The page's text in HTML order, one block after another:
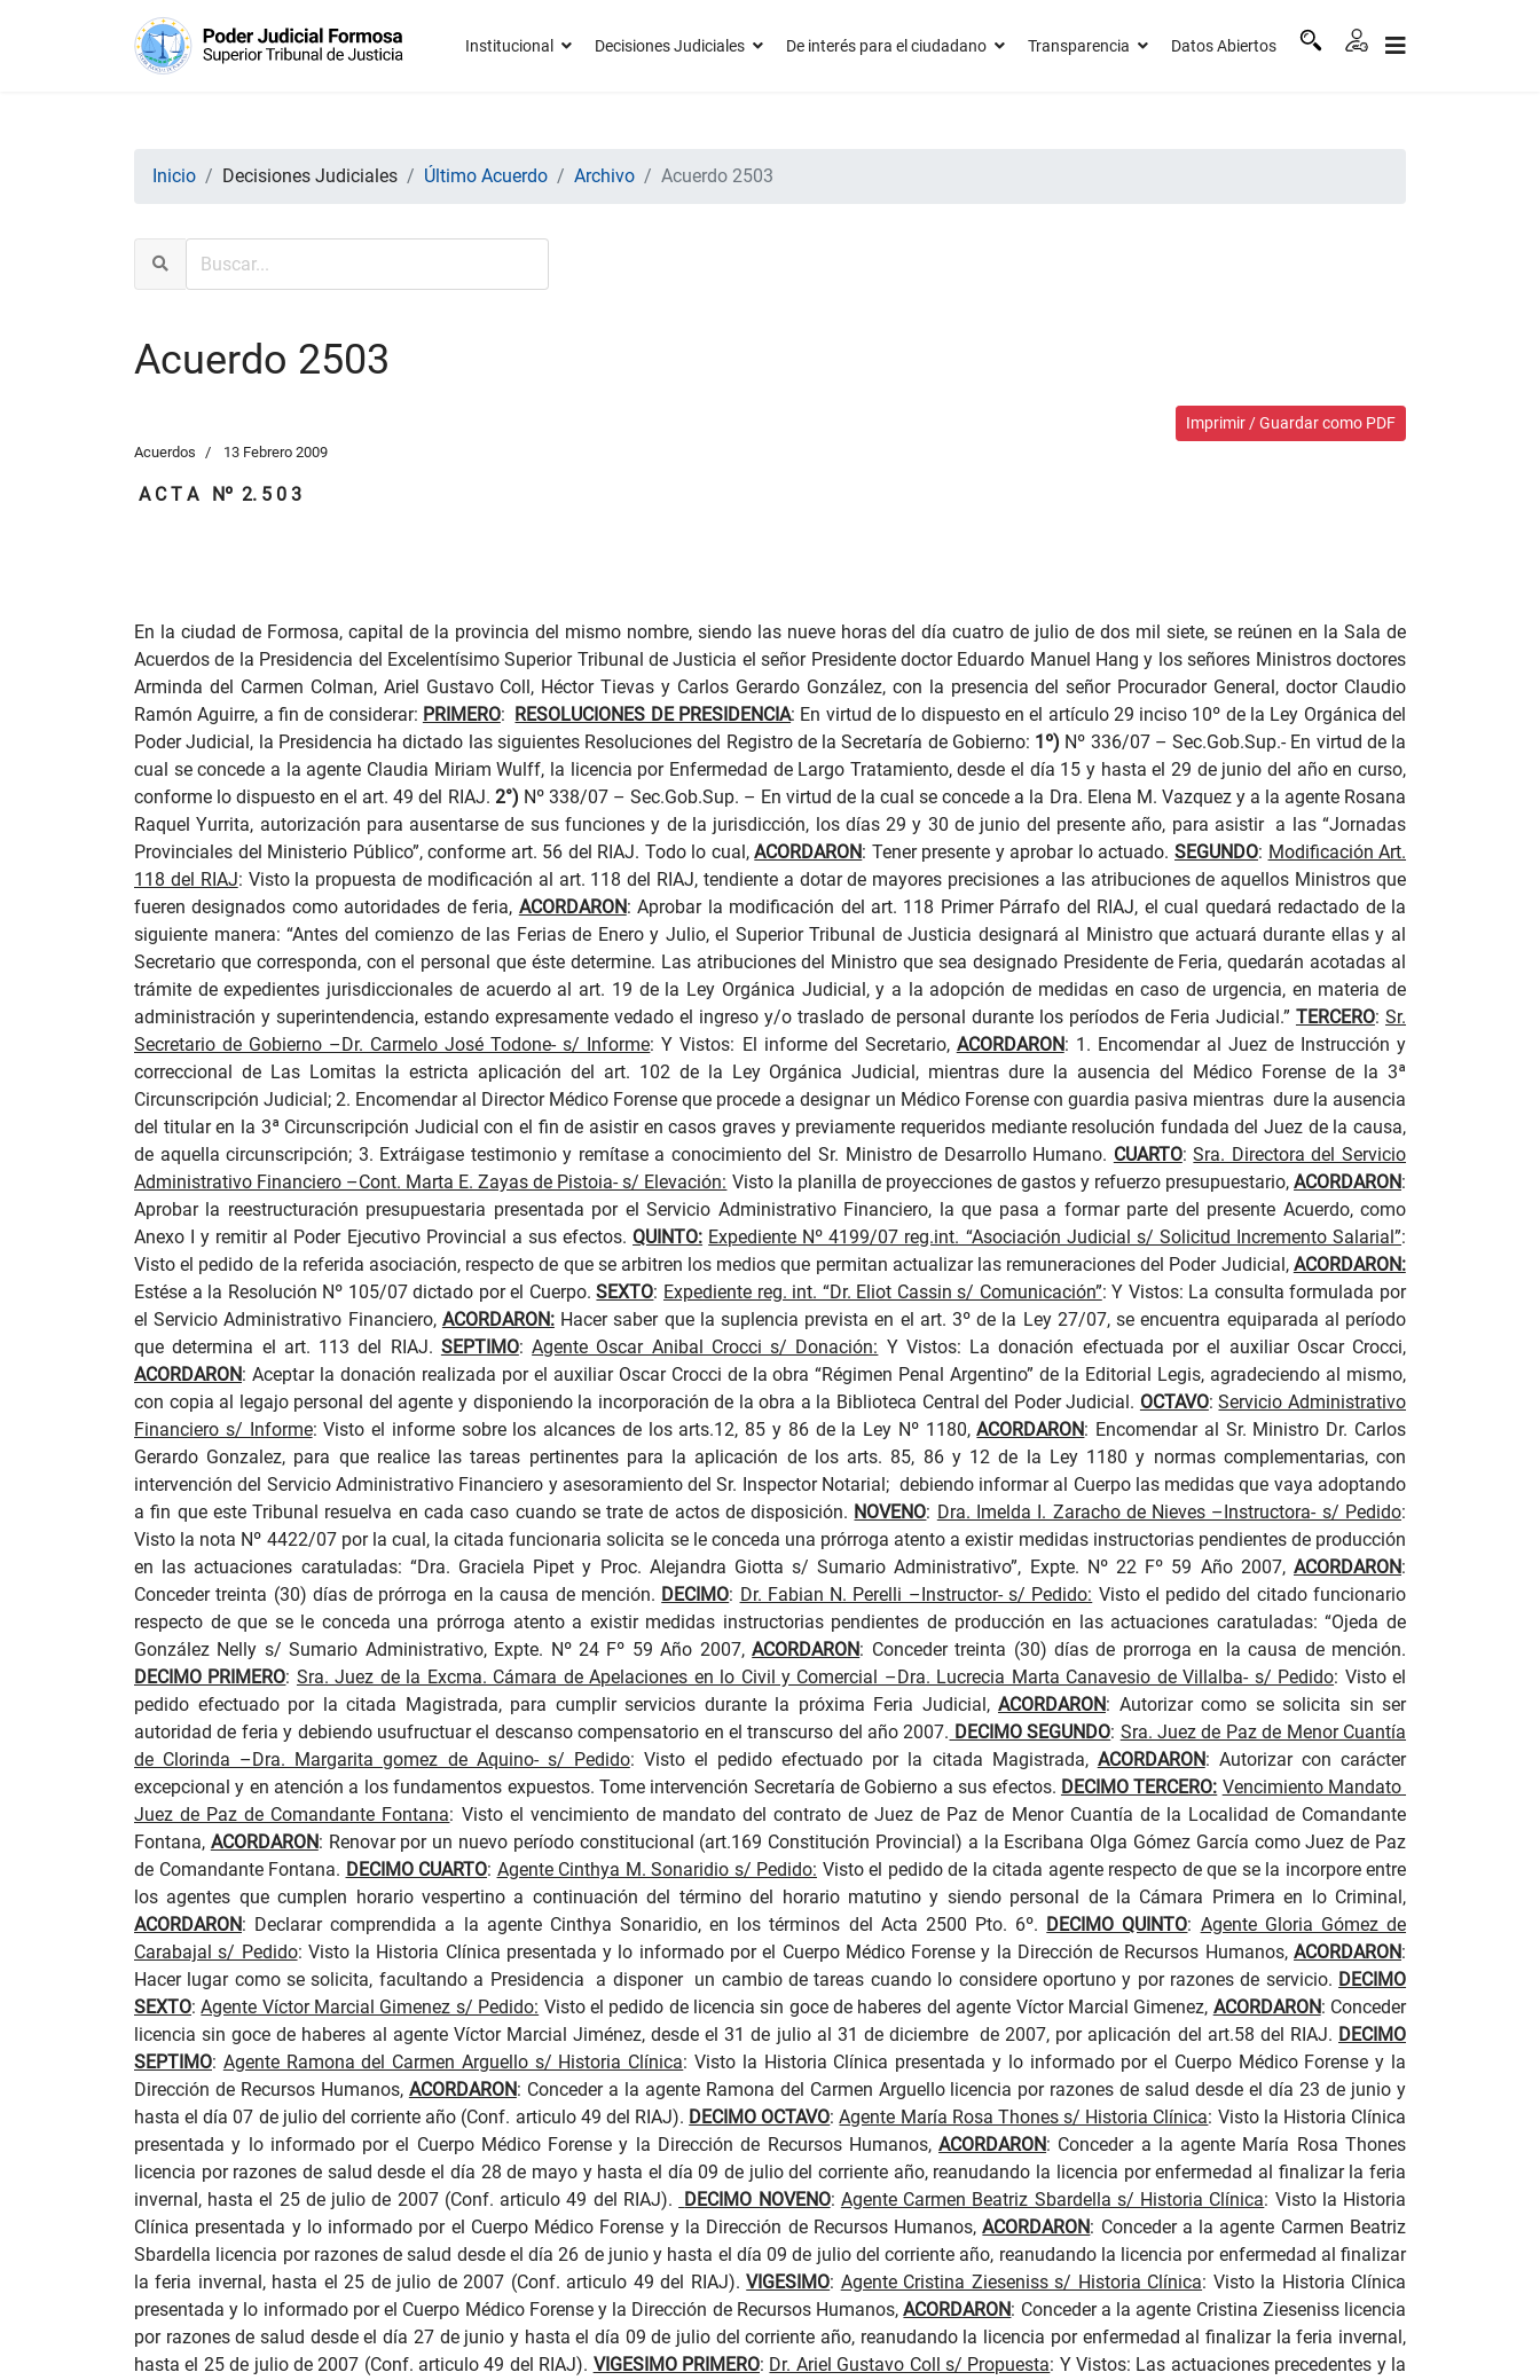
Institucional Decisiones Judiciales De interés para el ciudadano Transparencia Datos Abiertos
Inicio Decisiones Judiciales Último Acuerdo Archivo Acuerdo 2503
Acuerdo 2503
Imprimir / Guardar como PDF
Acuerdos 13 Febrero 2009
A C T A Nº 2. 5 0 3
En la ciudad de Formosa, capital de la provincia del mismo nombre, siendo las nueve horas del día cuatro de julio de dos mil siete, se reúnen en la Sala de
Acuerdos de la Presidencia del Excelentísimo Superior Tribunal de Justicia el señor Presidente doctor Eduardo Manuel Hang y los señores Ministros doctores
Arminda del Carmen Colman, Ariel Gustavo Coll, Héctor Tievas y Carlos Gerardo González, con la presencia del señor Procurador General, doctor Claudio
Ramón Aguirre, a fin de considerar: PRIMERO: RESOLUCIONES DE PRESIDENCIA: En virtud de lo dispuesto en el artículo 29 inciso 10º de la Ley Orgánica del
Poder Judicial, la Presidencia ha dictado las siguientes Resoluciones del Registro de la Secretaría de Gobierno: 1º) Nº 336/07 – Sec.Gob.Sup.- En virtud de la
cual se concede a la agente Claudia Miriam Wulff, la licencia por Enfermedad de Largo Tratamiento, desde el día 15 y hasta el 29 de junio del año en curso,
conforme lo dispuesto en el art. 49 del RIAJ. 2°) Nº 338/07 – Sec.Gob.Sup. – En virtud de la cual se concede a la Dra. Elena M. Vazquez y a la agente Rosana
Raquel Yurrita, autorización para ausentarse de sus funciones y de la jurisdicción, los días 29 y 30 de junio del presente año, para asistir a las “Jornadas
Provinciales del Ministerio Público”, conforme art. 56 del RIAJ. Todo lo cual,ACORDARON: Tener presente y aprobar lo actuado. SEGUNDO: Modificación Art.
118 del RIAJ: Visto la propuesta de modificación al art. 118 del RIAJ, tendiente a dotar de mayores precisiones a las atribuciones de aquellos Ministros que
fueren designados como autoridades de feria, ACORDARON: Aprobar la modificación del art. 118 Primer Párrafo del RIAJ, el cual quedará redactado de la
siguiente manera: “Antes del comienzo de las Ferias de Enero y Julio, el Superior Tribunal de Justicia designará al Ministro que actuará durante ellas y al
Secretario que corresponda, con el personal que éste determine. Las atribuciones del Ministro que sea designado Presidente de Feria, quedarán acotadas al
trámite de expedientes jurisdiccionales de acuerdo al art. 19 de la Ley Orgánica Judicial, y a la adopción de medidas en caso de urgencia, en materia de
administración y superintendencia, estando expresamente vedado el ingreso y/o traslado de personal durante los períodos de Feria Judicial.” TERCERO:Sr.
Secretario de Gobierno –Dr. Carmelo José Todone- s/ Informe: Y Vistos: El informe del Secretario, ACORDARON: 1. Encomendar al Juez de Instrucción y
correccional de Las Lomitas la estricta aplicación del art. 102 de la Ley Orgánica Judicial, mientras dure la ausencia del Médico Forense de la 3ª
Circunscripción Judicial; 2. Encomendar al Director Médico Forense que procede a designar un Médico Forense con guardia pasiva mientras dure la ausencia
del titular en la 3ª Circunscripción Judicial con el fin de asistir en casos graves y previamente requeridos mediante resolución fundada del Juez de la causa,
de aquella circunscripción; 3. Extráigase testimonio y remítase a conocimiento del Sr. Ministro de Desarrollo Humano. CUARTO:Sra. Directora del Servicio
Administrativo Financiero –Cont. Marta E. Zayas de Pistoia- s/ Elevación: Visto la planilla de proyecciones de gastos y refuerzo presupuestario,ACORDARON:
Aprobar la reestructuración presupuestaria presentada por el Servicio Administrativo Financiero, la que pasa a formar parte del presente Acuerdo, como
Anexo I y remitir al Poder Ejecutivo Provincial a sus efectos.QUINTO: Expediente Nº 4199/07 reg.int. “Asociación Judicial s/ Solicitud Incremento Salarial”:
Visto el pedido de la referida asociación, respecto de que se arbitren los medios que permitan actualizar las remuneraciones del Poder Judicial, ACORDARON:
Estése a la Resolución Nº 105/07 dictado por el Cuerpo.SEXTO: Expediente reg. int. “Dr. Eliot Cassin s/ Comunicación”: Y Vistos: La consulta formulada por
el Servicio Administrativo Financiero, ACORDARON:Hacer saber que la suplencia prevista en el art. 3º de la Ley 27/07, se encuentra equiparada al período
que determina el art. 113 del RIAJ. SEPTIMO:Agente Oscar Anibal Crocci s/ Donación: Y Vistos: La donación efectuada por el auxiliar Oscar Crocci,
ACORDARON: Aceptar la donación realizada por el auxiliar Oscar Crocci de la obra “Régimen Penal Argentino” de la Editorial Legis, agradeciendo al mismo,
con copia al legajo personal del agente y disponiendo la incorporación de la obra a la Biblioteca Central del Poder Judicial. OCTAVO:Servicio Administrativo
Financiero s/ Informe: Visto el informe sobre los alcances de los arts.12, 85 y 86 de la Ley Nº 1180,ACORDARON: Encomendar al Sr. Ministro Dr. Carlos
Gerardo Gonzalez, para que realice las tareas pertinentes para la aplicación de los arts. 85, 86 y 12 de la Ley 1180 y normas complementarias, con
intervención del Servicio Administrativo Financiero y asesoramiento del Sr. Inspector Notarial; debiendo informar al Cuerpo las medidas que vaya adoptando
a fin que este Tribunal resuelva en cada caso cuando se trate de actos de disposición. NOVENO: Dra. Imelda I. Zaracho de Nieves –Instructora- s/ Pedido:
Visto la nota Nº 4422/07 por la cual, la citada funcionaria solicita se le conceda una prórroga atento a existir medidas instructorias pendientes de producción
en las actuaciones caratuladas: “Dra. Graciela Pipet y Proc. Alejandra Giotta s/ Sumario Administrativo”, Expte. Nº 22 Fº 59 Año 2007, ACORDARON:
Conceder treinta (30) días de prórroga en la causa de mención. DECIMO: Dr. Fabian N. Perelli –Instructor- s/ Pedido: Visto el pedido del citado funcionario
respecto de que se le conceda una prórroga atento a existir medidas instructorias pendientes de producción en las actuaciones caratuladas: “Ojeda de
González Nelly s/ Sumario Administrativo, Expte. Nº 24 Fº 59 Año 2007,ACORDARON: Conceder treinta (30) días de prorroga en la causa de mención.
DECIMO PRIMERO: Sra. Juez de la Excma. Cámara de Apelaciones en lo Civil y Comercial –Dra. Lucrecia Marta Canavesio de Villalba- s/ Pedido: Visto el
pedido efectuado por la citada Magistrada, para cumplir servicios durante la próxima Feria Judicial, ACORDARON: Autorizar como se solicita sin ser
autoridad de feria y debiendo usufructuar el descanso compensatorio en el transcurso del año 2007. DECIMO SEGUNDO: Sra. Juez de Paz de Menor Cuantía
de Clorinda –Dra. Margarita gomez de Aquino- s/ Pedido: Visto el pedido efectuado por la citada Magistrada, ACORDARON: Autorizar con carácter
excepcional y en atención a los fundamentos expuestos. Tome intervención Secretaría de Gobierno a sus efectos. DECIMO TERCERO: Vencimiento Mandato
Juez de Paz de Comandante Fontana: Visto el vencimiento de mandato del contrato de Juez de Paz de Menor Cuantía de la Localidad de Comandante
Fontana, ACORDARON: Renovar por un nuevo período constitucional (art.169 Constitución Provincial) a la Escribana Olga Gómez García como Juez de Paz
de Comandante Fontana. DECIMO CUARTO: Agente Cinthya M. Sonaridio s/ Pedido: Visto el pedido de la citada agente respecto de que se la incorpore entre
los agentes que cumplen horario vespertino a continuación del término del horario matutino y siendo personal de la Cámara Primera en lo Criminal,
ACORDARON: Declarar comprendida a la agente Cinthya Sonaridio, en los términos del Acta 2500 Pto. 6º. DECIMO QUINTO: Agente Gloria Gómez de
Carabajal s/ Pedido: Visto la Historia Clínica presentada y lo informado por el Cuerpo Médico Forense y la Dirección de Recursos Humanos,ACORDARON:
Hacer lugar como se solicita, facultando a Presidencia
a disponer un cambio de tareas cuando lo considere oportuno y por razones de servicio. DECIMO
SEXTO:Agente Víctor Marcial Gimenez s/ Pedido: Visto el pedido de licencia sin goce de haberes del agente Víctor Marcial Gimenez, ACORDARON: Conceder
licencia sin goce de haberes al agente Víctor Marcial Jiménez, desde el 31 de julio al 31 de diciembre de 2007, por aplicación del art.58 del RIAJ. DECIMO
SEPTIMO: Agente Ramona del Carmen Arguello s/ Historia Clínica: Visto la Historia Clínica presentada y lo informado por el Cuerpo Médico Forense y la
Dirección de Recursos Humanos, ACORDARON: Conceder a la agente Ramona del Carmen Arguello licencia por razones de salud desde el día 23 de junio y
hasta el día 07 de julio del corriente año (Conf. articulo 49 del RIAJ). DECIMO OCTAVO:Agente María Rosa Thones s/ Historia Clínica: Visto la Historia Clínica
presentada y lo informado por el Cuerpo Médico Forense y la Dirección de Recursos Humanos,ACORDARON: Conceder a la agente María Rosa Thones
licencia por razones de salud desde el día 28 de mayo y hasta el día 09 de julio del corriente año, reanudando la licencia por enfermedad al finalizar la feria
invernal, hasta el 25 de julio de 2007 (Conf. articulo 49 del RIAJ).
DECIMO NOVENO: Agente Carmen Beatriz Sbardella s/ Historia Clínica: Visto la Historia
Clínica presentada y lo informado por el Cuerpo Médico Forense y la Dirección de Recursos Humanos,ACORDARON: Conceder a la agente Carmen Beatriz
Sbardella licencia por razones de salud desde el día 26 de junio y hasta el día 09 de julio del corriente año, reanudando la licencia por enfermedad al finalizar
la feria invernal, hasta el 25 de julio de 2007 (Conf. articulo 49 del RIAJ).VIGESIMO: Agente Cristina Zieseniss s/ Historia Clínica: Visto la Historia Clínica
presentada y lo informado por el Cuerpo Médico Forense y la Dirección de Recursos Humanos,ACORDARON: Conceder a la agente Cristina Zieseniss licencia
por razones de salud desde el día 27 de junio y hasta el día 09 de julio del corriente año, reanudando la licencia por enfermedad al finalizar la feria invernal,
hasta el 25 de julio de 2007 (Conf. articulo 49 del RIAJ). VIGESIMO PRIMERO: Dr. Ariel Gustavo Coll s/ Propuesta: Y Vistos: Las actuaciones precedentes y la